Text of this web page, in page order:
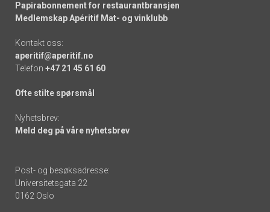
Papirabonnement for restaurantbransjen
Medlemskap Apéritif Mat- og vinklubb
Kontakt oss:
aperitif@aperitif.no
Telefon +47 21 45 61 60
Ofte stilte spørsmål
Nyhetsbrev:
Meld deg på våre nyhetsbrev
Post- og besøksadresse:
Universitetsgata 22
0162 Oslo